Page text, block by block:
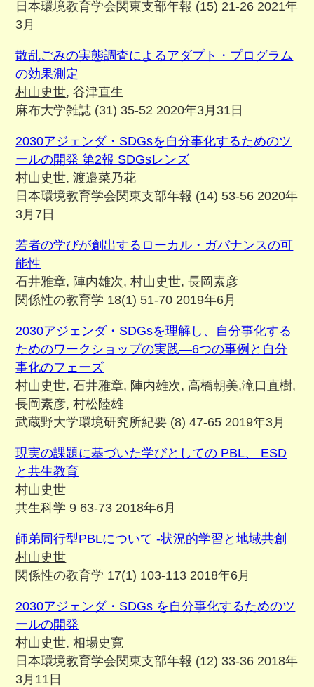
日本環境教育学会関東支部年報 (15) 21-26 2021年
3月
散乱ごみの実態調査によるアダプト・プログラム
の効果測定
村山史世, 谷津直生
麻布大学雑誌 (31) 35-52 2020年3月31日
2030アジェンダ・SDGsを自分事化するためのツ
ールの開発 第2報 SDGsレンズ
村山史世, 渡邉菜乃花
日本環境教育学会関東支部年報 (14) 53-56 2020年
3月7日
若者の学びが創出するローカル・ガバナンスの可
能性
石井雅章, 陣内雄次,村山史世, 長岡素彦
関係性の教育学 18(1) 51-70 2019年6月
2030アジェンダ・SDGsを理解し、自分事化する
ためのワークショップの実践―6つの事例と自分
事化のフェーズ
村山史世, 石井雅章, 陣内雄次, 高橋朝美,滝口直樹,
長岡素彦, 村松陸雄
武蔵野大学環境研究所紀要 (8) 47-65 2019年3月
現実の課題に基づいた学びとしての PBL、 ESD
と共生教育
村山史世
共生科学 9 63-73 2018年6月
師弟同行型PBLについて -状況的学習と地域共創
村山史世
関係性の教育学 17(1) 103-113 2018年6月
2030アジェンダ・SDGs を自分事化するためのツ
ールの開発
村山史世, 相場史寛
日本環境教育学会関東支部年報 (12) 33-36 2018年
3月11日